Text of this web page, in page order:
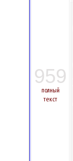
959
полный
текст